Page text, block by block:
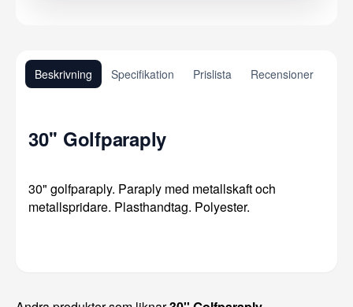
Beskrivning Specifikation Prislista Recensioner
30'' Golfparaply
30" golfparaply. Paraply med metallskaft och
metallspridare. Plasthandtag. Polyester.